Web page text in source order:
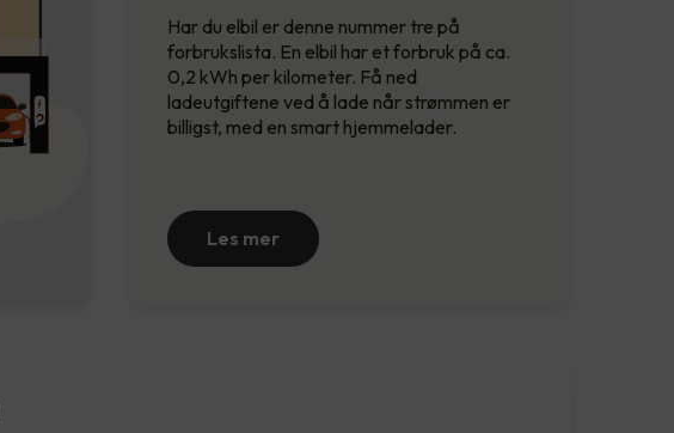
Har du elbil er denne nummer tre på
forbrukslista. En elbil har et forbruk på ca.
0,2 kWh per kilometer. Få ned
ladeutgiftene ved å lade når strømmen er
billigst, med en smart hjemmelader.
Les mer